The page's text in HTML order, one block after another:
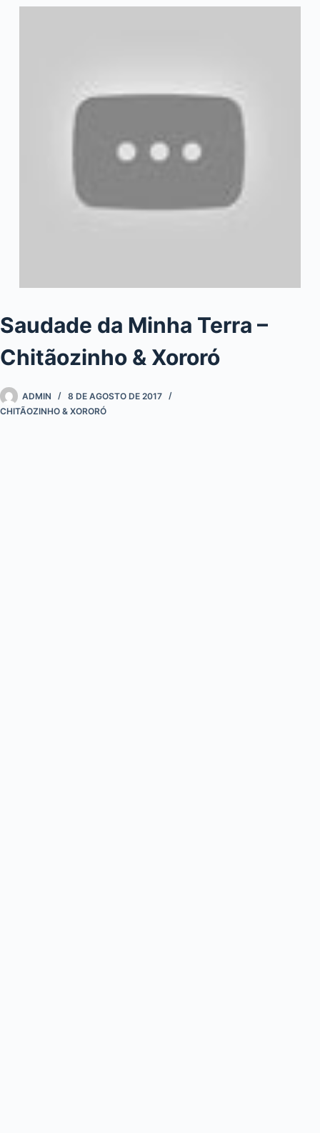
Saudade da Minha Terra –
Chitãozinho & Xororó
ADMIN
8 DE AGOSTO DE 2017
CHITÃOZINHO & XORORÓ